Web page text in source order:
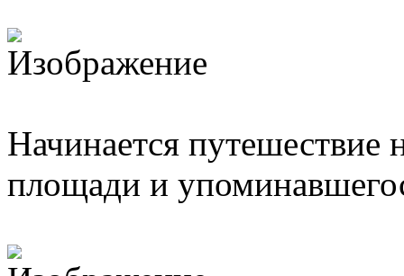
Начинается путешествие
площади и